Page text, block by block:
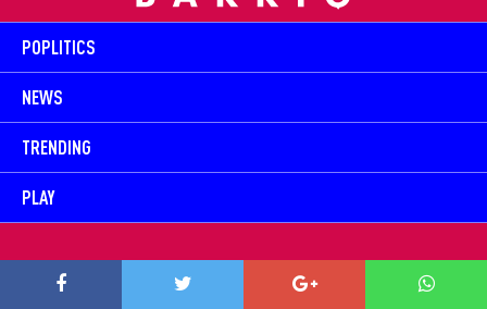
POPLITICS
NEWS
TRENDING
PLAY
TODOS SOMOS BARRIO